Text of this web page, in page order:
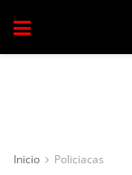
Inicio Policiacas